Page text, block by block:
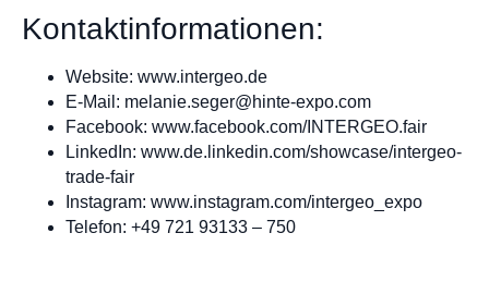
Kontaktinformationen:
Website: www.intergeo.de
E-Mail: melanie.seger@hinte-expo.com
Facebook: www.facebook.com/INTERGEO.fair
LinkedIn: www.de.linkedin.com/showcase/intergeo-
trade-fair
Instagram: www.instagram.com/intergeo_expo
Telefon: +49 721 93133 – 750